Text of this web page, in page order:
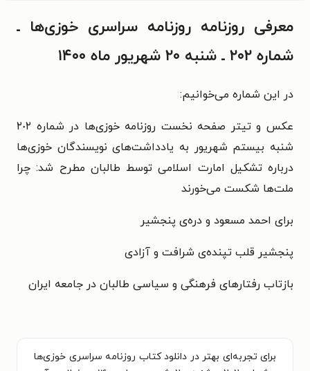
معرفی روزنامه روزنامه سراسری خوزی‌ها ـ
شماره ۲۰۲ ـ شنبه ۲۰ شهریور ماه ۱۴۰۰
در این شماره می‌خوانیم:
عکس و تیتر صفحه نخست روزنامه خوزی‌ها در شماره ٢٠٢
شنبه بیستم شهریور به یادداشت‌های نویسندگان خوزی‌ها
درباره تشکیل امارت اسلامی توسط طالبان مطرح شد: چرا
ملت‌ها شکست می‌خورند
برای احمد مسعود و دره‌ی پنجشیر
پنجشیر قلب تپنده‌ی شرافت و آزادی
بازتاب رفتارهای فرهنگی و سیاسی طالبان در جامعه ایران
برای تجربه‌ای بهتر در دانلود کتاب روزنامه سراسری خوزی‌ها